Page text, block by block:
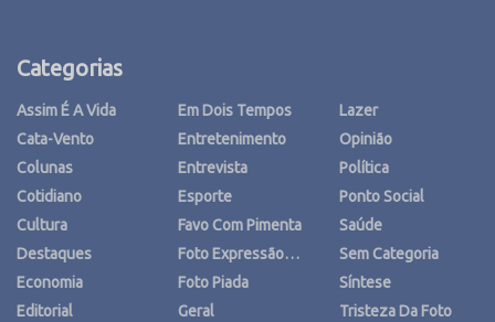
Categorias
Assim É A Vida
Cata-Vento
Colunas
Cotidiano
Cultura
Destaques
Economia
Editorial
Em Dois Tempos
Entretenimento
Entrevista
Esporte
Favo Com Pimenta
Foto Expressão…
Foto Piada
Geral
Lazer
Opinião
Política
Ponto Social
Saúde
Sem Categoria
Síntese
Tristeza Da Foto